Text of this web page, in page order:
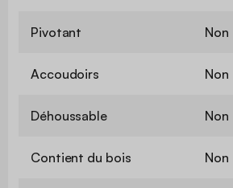
Pivotant Non
Accoudoirs Non
Déhoussable Non
Contient du bois Non